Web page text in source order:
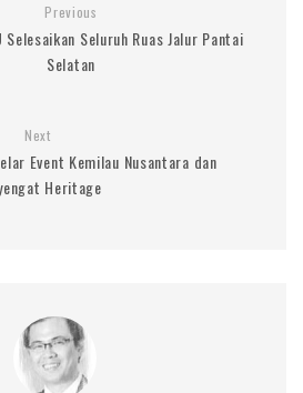
Previous
Selesaikan Seluruh Ruas Jalur Pantai
Selatan
Next
Event Kemilau Nusantara dan
Heritage